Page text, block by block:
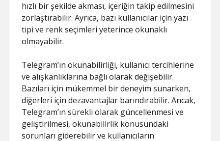
hızlı bir şekilde akması, içeriğin takip edilmesini
zorlaştırabilir. Ayrıca, bazı kullanıcılar için yazı
tipi ve renk seçimleri yeterince okunaklı
olmayabilir.
Telegram’ın okunabilirliği, kullanıcı tercihlerine
ve alışkanlıklarına bağlı olarak değişebilir.
Bazıları için mükemmel bir deneyim sunarken,
diğerleri için dezavantajlar barındırabilir. Ancak,
Telegram’ın sürekli olarak güncellenmesi ve
geliştirilmesi, okunabilirlik konusundaki
sorunları giderebilir ve kullanıcıların